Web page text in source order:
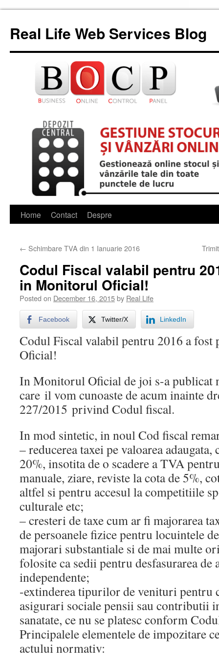
content
Real Life Web Services Blog
Home Contact Despre
← Schimbare TVA din 1 Ianuarie 2016
Codul Fiscal valabil pentru
in Monitorul Oficial!
Posted on December 16, 2015by Real Life
Facebook Twitter/X LinkedIn
Codul Fiscal valabil pentru 2016 a
Oficial!
In Monitorul Oficial de joi s-a publicat
care il vom cunoaste de acum inainte
227/2015 privind Codul fiscal.
In mod sintetic, in noul Cod fiscal
– reducerea taxei pe valoarea adaugata,
20%, insotita de o scadere a TVA
manuale, ziare, reviste la cota de 5%,
altfel si pentru accesul la competitiile
culturale etc;
– cresteri de taxe cum ar fi majorarea
de persoanele fizice pentru locuintele
majorari substantiale si de mai multe
folosite ca sedii pentru desfasurarea de
independente;
-extinderea tipurilor de venituri pentru
asigurari sociale pensii sau contributii
sanatate, ce nu se platesc conform
Principalele elementele de impozitare
actului normativ: